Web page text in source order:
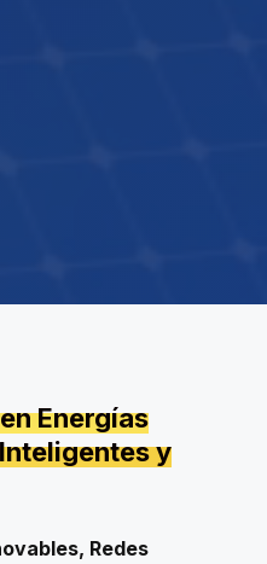
Energías
y
Redes